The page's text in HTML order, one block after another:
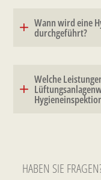
Wann wird eine
durchgeführt?
Welche
HABEN SIE